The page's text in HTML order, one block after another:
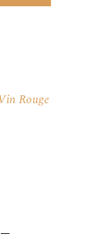
Rouge